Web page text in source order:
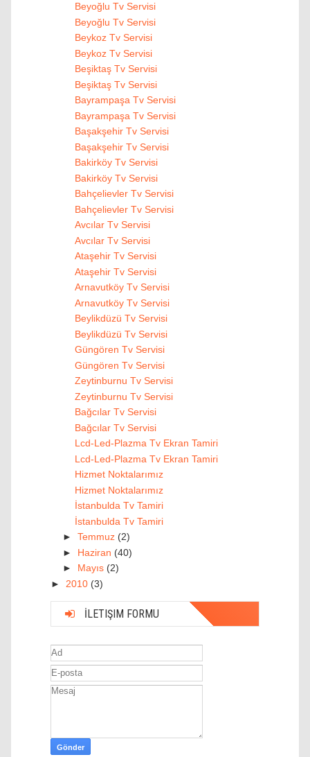
Beyoğlu Tv Servisi
Beyoğlu Tv Servisi
Beykoz Tv Servisi
Beykoz Tv Servisi
Beşiktaş Tv Servisi
Beşiktaş Tv Servisi
Bayrampaşa Tv Servisi
Bayrampaşa Tv Servisi
Başakşehir Tv Servisi
Başakşehir Tv Servisi
Bakirköy Tv Servisi
Bakirköy Tv Servisi
Bahçelievler Tv Servisi
Bahçelievler Tv Servisi
Avcılar Tv Servisi
Avcılar Tv Servisi
Ataşehir Tv Servisi
Ataşehir Tv Servisi
Arnavutköy Tv Servisi
Arnavutköy Tv Servisi
Beylikdüzü Tv Servisi
Beylikdüzü Tv Servisi
Güngören Tv Servisi
Güngören Tv Servisi
Zeytinburnu Tv Servisi
Zeytinburnu Tv Servisi
Bağcılar Tv Servisi
Bağcılar Tv Servisi
Lcd-Led-Plazma Tv Ekran Tamiri
Lcd-Led-Plazma Tv Ekran Tamiri
Hizmet Noktalarımız
Hizmet Noktalarımız
İstanbulda Tv Tamiri
İstanbulda Tv Tamiri
► Temmuz (2)
► Haziran (40)
► Mayıs (2)
► 2010 (3)
İLETIŞIM FORMU